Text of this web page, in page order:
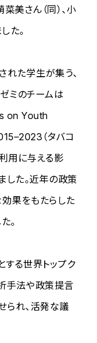
美さん（同）、小
た。
れた学生が集う、
ミのチームは
on Youth
（タバコ
用に与える影
した。近年の政策
果をもたらした
。
する世界トップク
手法や政策提言
られ、活発な議